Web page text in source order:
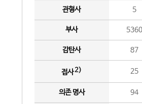
관형사 5
부사 5360
감탄사 87
접사2) 25
의존 명사 94